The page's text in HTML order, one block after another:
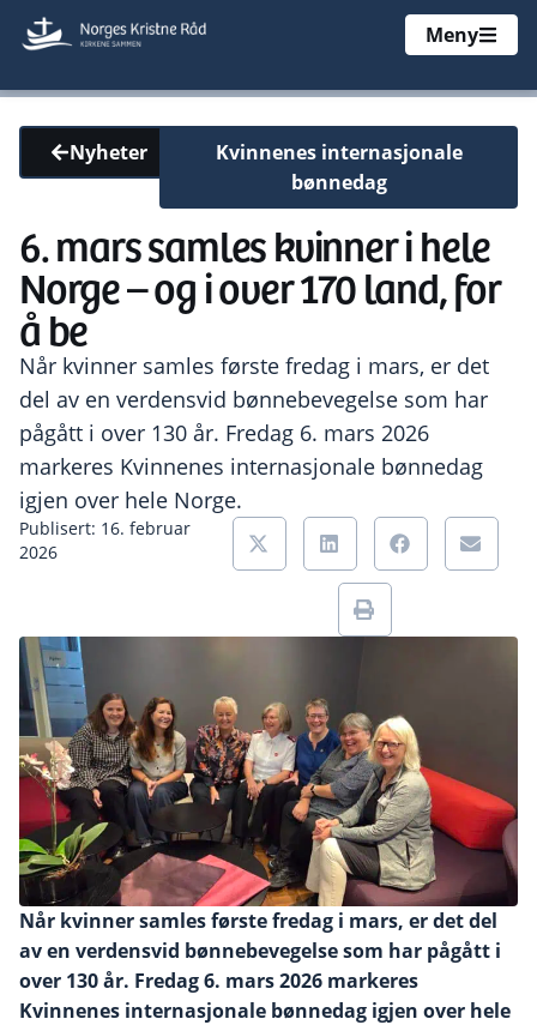
Meny
Nyheter
Kvinnenes internasjonale
bønnedag
6. mars samles kvinner i hele
Norge – og i over 170 land, for
å be
Når kvinner samles første fredag i mars, er det
del av en verdensvid bønnebevegelse som har
pågått i over 130 år. Fredag 6. mars 2026
markeres Kvinnenes internasjonale bønnedag
igjen over hele Norge.
Publisert: 16. februar
2026
Når kvinner samles første fredag i mars, er det del
av en verdensvid bønnebevegelse som har pågått i
over 130 år. Fredag 6. mars 2026 markeres
Kvinnenes internasjonale bønnedag igjen over hele